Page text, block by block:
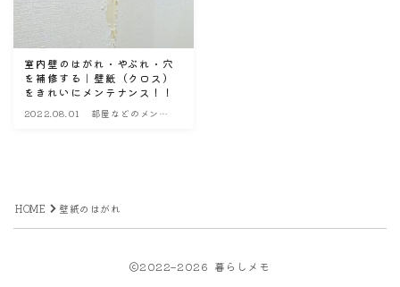
室内壁のはがれ・やぶれ・穴
を補修する｜壁紙（クロス）
をきれいにメンテナンス！！
2022.08.01
部屋などのメンテ
HOME 壁紙のはがれ
2022–2026 暮らしメモ